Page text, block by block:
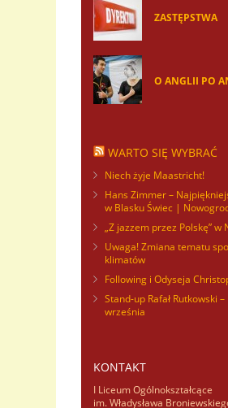
ZASTĘPSTWA
O ANGLII PO
WARTO SIĘ WYBRAĆ
Niech żyje Maastricht!
Hans Zimmer –
w Blasku Świec |
„Z jazzem przez Polskę” w
Uwaga! Zmiana tematu
klimatów
Following i Odyseja
Stand-up Rafał Rutkowski
września
KONTAKT
I Liceum Ogólnokształcące
im. Władysława